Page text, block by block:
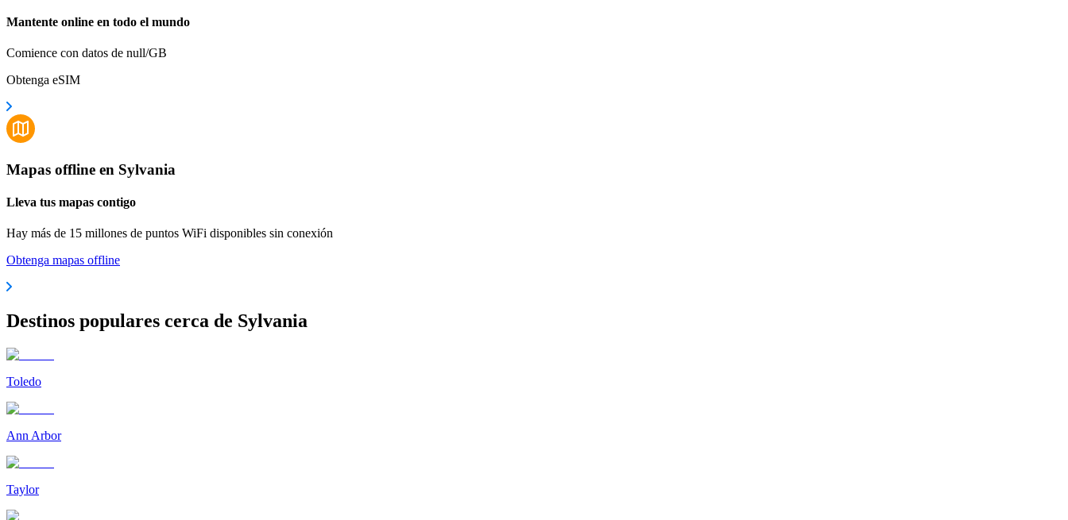
Mantente online en todo el mundo
Comience con datos de null/GB
Obtenga eSIM
Mapas offline en Sylvania
Lleva tus mapas contigo
Hay más de 15 millones de puntos WiFi disponibles sin conexión
Obtenga mapas offline
Destinos populares cerca de Sylvania
Toledo
Ann Arbor
Taylor